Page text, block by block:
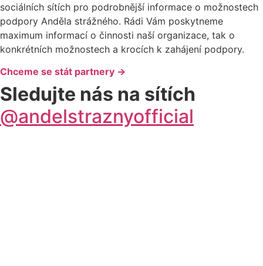
sociálních sítích pro podrobnější informace o možnostech
podpory Anděla strážného. Rádi Vám poskytneme
maximum informací o činnosti naší organizace, tak o
konkrétních možnostech a krocích k zahájení podpory.
Chceme se stát partnery →
Sledujte nás na sítích
@andelstraznyofficial